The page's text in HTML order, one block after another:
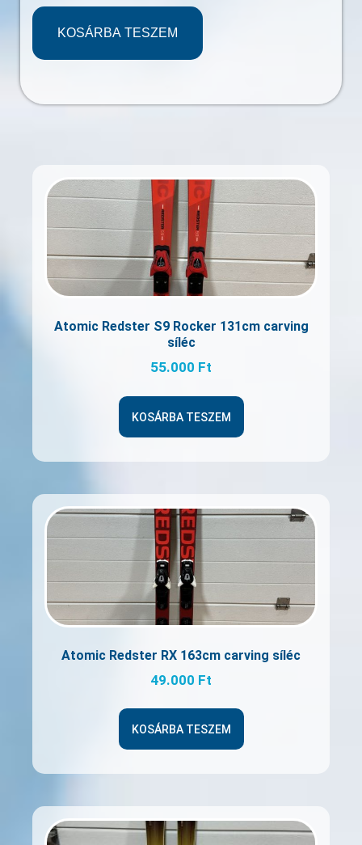
KOSÁRBA TESZEM
Atomic Redster S9 Rocker 131cm carving
síléc
55.000 Ft
KOSÁRBA TESZEM
Atomic Redster RX 163cm carving síléc
49.000 Ft
KOSÁRBA TESZEM